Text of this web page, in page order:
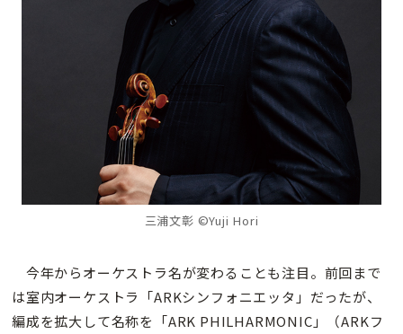
三浦文彰 ©Yuji Hori
今年からオーケストラ名が変わることも注目。前回まで
は室内オーケストラ「ARKシンフォニエッタ」だったが、
編成を拡大して名称を「ARK PHILHARMONIC」（ARKフ